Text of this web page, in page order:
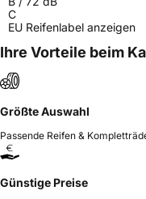
C
EU Reifenlabel anzeigen
Ihre Vorteile beim
Größte Auswahl
Passende Reifen &
Günstige Preise